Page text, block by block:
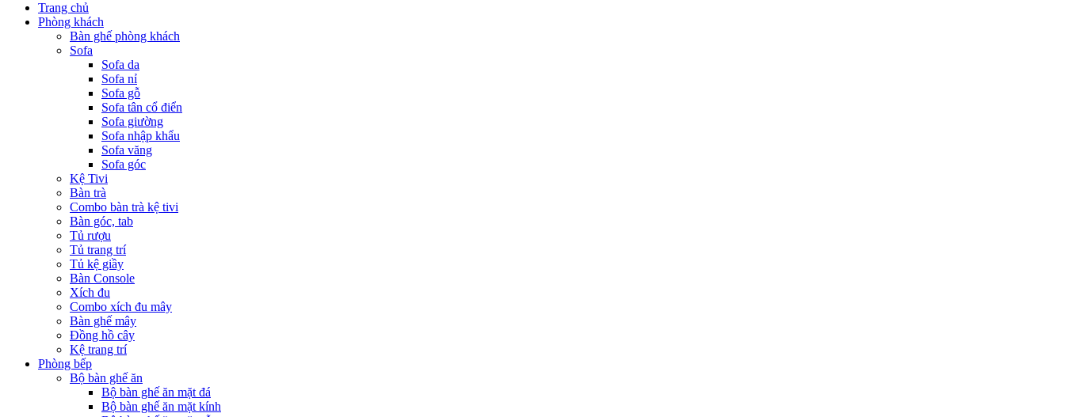
Trang chủ
Phòng khách
Bàn ghế phòng khách
Sofa
Sofa da
Sofa nỉ
Sofa gỗ
Sofa tân cổ điển
Sofa giường
Sofa nhập khẩu
Sofa văng
Sofa góc
Kệ Tivi
Bàn trà
Combo bàn trà kệ tivi
Bàn góc, tab
Tủ rượu
Tủ trang trí
Tủ kệ giầy
Bàn Console
Xích đu
Combo xích đu mây
Bàn ghế mây
Đồng hồ cây
Kệ trang trí
Phòng bếp
Bộ bàn ghế ăn
Bộ bàn ghế ăn mặt đá
Bộ bàn ghế ăn mặt kính